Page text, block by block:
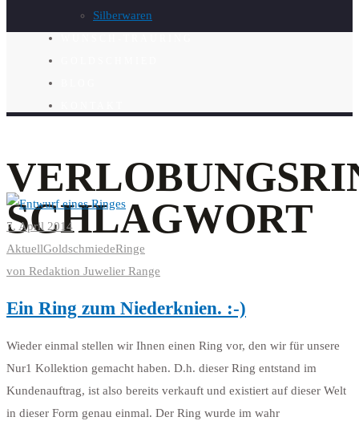
Silberwaren
SCHLAGWORT
7. April 2014
AktuellGoldschmiedeRinge
von Redaktion Juwelier Range
Ein Ring zum Niederknien. :-)
Wieder einmal stellen wir Ihnen einen Ring vor, den wir für unsere
Nur1 Kollektion gemacht haben. D.h. dieser Ring entstand im
Kundenauftrag, ist also bereits verkauft und existiert auf dieser Welt
in dieser Form genau einmal. Der Ring wurde im wahr